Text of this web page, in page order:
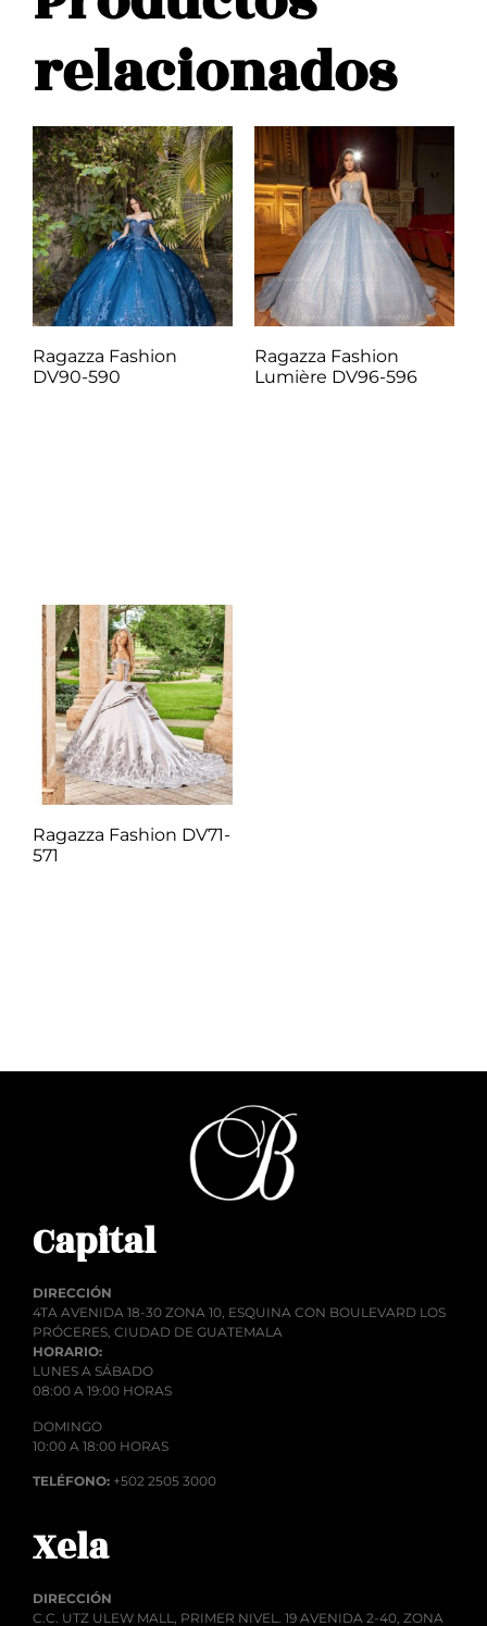
relacionados
Ragazza Fashion
DV90-590
Ragazza Fashion
Lumière DV96-596
Ragazza Fashion DV71-
571
Capital
DIRECCIÓN
4TA AVENIDA 18-30 ZONA 10, ESQUINA CON BOULEVARD LOS
PRÓCERES, CIUDAD DE GUATEMALA
HORARIO:
LUNES A SÁBADO
08:00 A 19:00 HORAS
DOMINGO
10:00 A 18:00 HORAS
TELÉFONO: +502 2505 3000
Xela
DIRECCIÓN
C.C. UTZ ULEW MALL, PRIMER NIVEL. 19 AVENIDA 2-40, ZONA